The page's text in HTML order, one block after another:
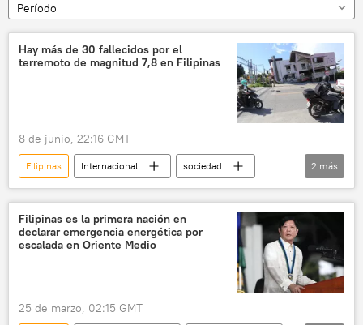
Período
Hay más de 30 fallecidos por el
terremoto de magnitud 7,8 en Filipinas
8 de junio, 22:16 GMT
Filipinas Internacional
sociedad
seguridad
Mindanao
2 más
Filipinas es la primera nación en
declarar emergencia energética por
escalada en Oriente Medio
25 de marzo, 02:15 GMT